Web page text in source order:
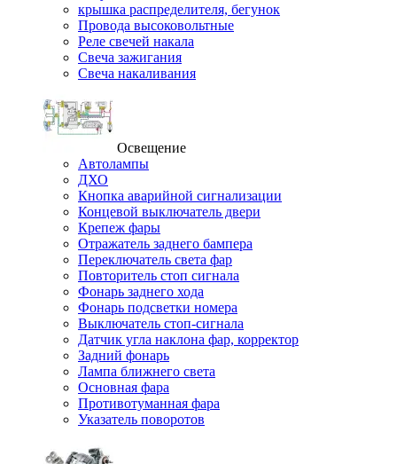
крышка распределителя, бегунок
Провода высоковольтные
Реле свечей накала
Свеча зажигания
Свеча накаливания
Освещение
Автолампы
ДХО
Кнопка аварийной сигнализации
Концевой выключатель двери
Крепеж фары
Отражатель заднего бампера
Переключатель света фар
Повторитель стоп сигнала
Фонарь заднего хода
Фонарь подсветки номера
Выключатель стоп-сигнала
Датчик угла наклона фар, корректор
Задний фонарь
Лампа ближнего света
Основная фара
Противотуманная фара
Указатель поворотов